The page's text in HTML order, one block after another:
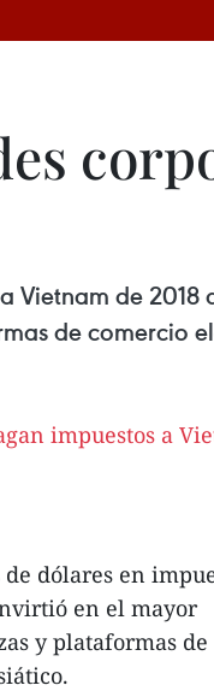
Vietnam de
de comercio
dólares en
en el mayor
y plataformas de